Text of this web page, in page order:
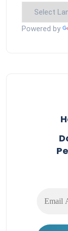
Powered by